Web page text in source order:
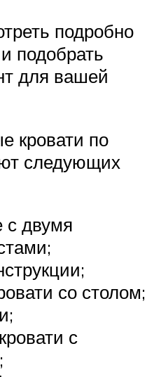
подробно
подобрать
для вашей
кровати по
следующих
с двумя
со столом;
с